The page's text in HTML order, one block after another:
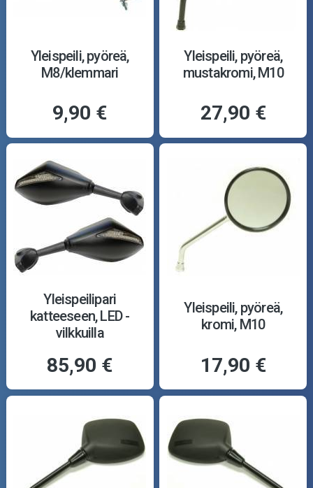
Yleispeili, pyöreä,
M8/klemmari
9,90 €
Yleispeili, pyöreä,
mustakromi, M10
27,90 €
Yleispeilipari
katteeseen, LED -
vilkkuilla
85,90 €
Yleispeili, pyöreä,
kromi, M10
17,90 €